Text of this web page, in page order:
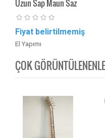
Uzun Sap Maun Saz
Fiyat belirtilmemiş
El Yapımı
ÇOK